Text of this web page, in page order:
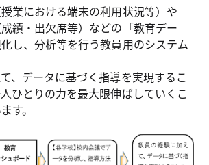
授業における端末の利用状況等）や
成績・出欠席等）などの「教育デー
し、分析等を行う教員用のシステム
、データに基づく指導を実現するこ
ひとりの力を最大限伸ばしていくこ
す。